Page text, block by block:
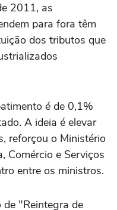
2011, as
para fora têm
dos tributos que
é de 0,1%
A ideia é elevar
reforçou o Ministério
Comércio e Serviços
entre os ministros.
de "Reintegra de